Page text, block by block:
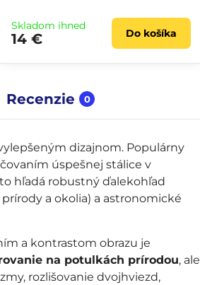
Recenzie 0
dizajnom. Populárny
úspešnej stálice v
hľadá robustný ďalekohľad
a okolia) a astronomické
a kontrastom obrazu je
na potulkách prírodou, ale
rozlišovanie dvojhviezd,
Skladom ihneď
14 € Do košíka